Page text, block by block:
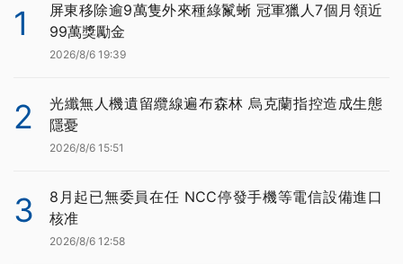
1
屏東移除逾9萬隻外來種綠鬣蜥 冠軍獵人7個月領近
99萬獎勵金
2026/8/6 19:39
2
光纖無人機遺留纜線遍布森林 烏克蘭指控造成生態
隱憂
2026/8/6 15:51
3
8月起已無委員在任 NCC停發手機等電信設備進口
核准
2026/8/6 12:58